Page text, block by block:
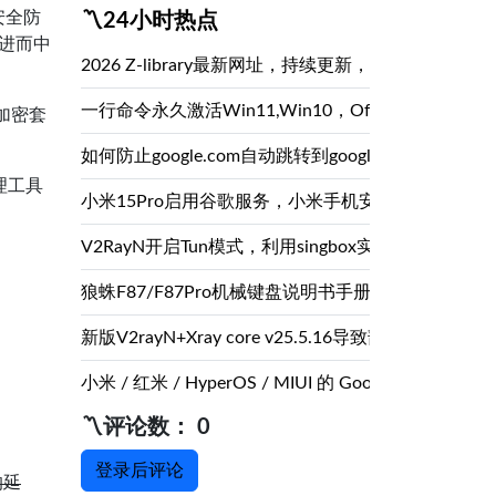
全防
而中
密套
工具
延
〽️24小时热点
2026 Z-library最新网址，持续更新，能用镜像，最
一行命令永久激活Win11,Win10，Office, 无需找激
如何防止google.com自动跳转到
小米15Pro启用谷歌服务，小米手机安装Google Play
V2RayN开启Tun模式，利用singbox实现透明代理，
狼蛛F87/F87Pro机械键盘说明书手册扫描完整版
新版V2rayN+Xray core v25.5.16导致部分Vless节点
小米 / 红米 / HyperOS / MIUI 的 Google Play 安装教
〽️评论数： 0
登录后评论